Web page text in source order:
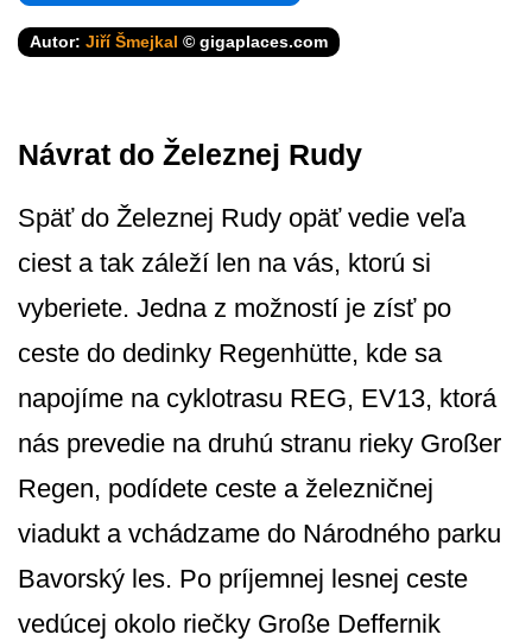
Autor: Jiří Šmejkal © gigaplaces.com
Návrat do Železnej Rudy
Späť do Železnej Rudy opäť vedie veľa
ciest a tak záleží len na vás, ktorú si
vyberiete. Jedna z možností je zísť po
ceste do dedinky Regenhütte, kde sa
napojíme na cyklotrasu REG, EV13, ktorá
nás prevedie na druhú stranu rieky Großer
Regen, podídete ceste a železničnej
viadukt a vchádzame do Národného parku
Bavorský les. Po príjemnej lesnej ceste
vedúcej okolo riečky Große Deffernik